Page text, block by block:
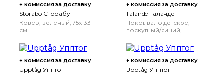
+ комиссия за доставку
Storabo Сторабу
Ковер, зеленый, 75x133
см
+ комиссия за доставку
Talande Таланде
Покрывало детское,
лоскутный/синий,
+ комиссия за доставку
Upptåg Упптог
+ комиссия за доставку
Upptåg Упптог